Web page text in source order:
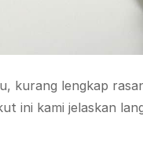
kurang lengkap
ini kami jelaskan